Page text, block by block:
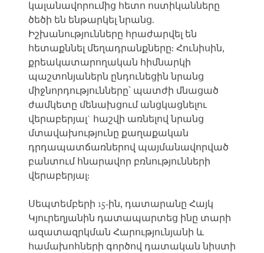
կալանավորումից հետո ոստիկանները
ծեծի են ենթարկել նրանց.
Իշխանությունները հրաժարվել են
հետաքննել մեղադրանքները: Հունիսին,
քրեակատարողական հիմնարկի
պաշտոնյաներն ընդունեցին նրանց
միջնորդությունները՝ պատժի մնացած
ժամկետը մենախցում անցկացնելու
վերաբերյալ` հաշվի առնելով նրանց
մտավախությունը քաղաքական
դրդապատճառներով պայմանավորված
բանտում հնարավոր բռնությունների
վերաբերյալ:
Սեպտեմբերի 15-ին, դատարանը Հայկ
Կյուրեղյանին դատապարտեց ինը տարի
ազատազրկման Հարությունյանի և
համախոհների գործով դատական նիստի